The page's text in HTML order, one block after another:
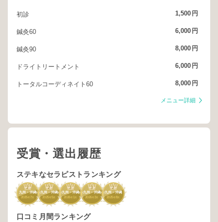
初診 1,500 円
鍼灸60 6,000 円
鍼灸90 8,000 円
ドライトリートメント 6,000 円
トータルコーディネイト60 8,000 円
メニュー詳細
受賞・選出履歴
ステキなセラピストランキング
2
九州・沖縄
2025年 7
2
九州・沖縄
2025年 5月
3
九州・沖縄
2026年 1
3
九州・沖縄
2026年 3月
2
九州・沖縄
2025年 8月
口コミ月間ランキング